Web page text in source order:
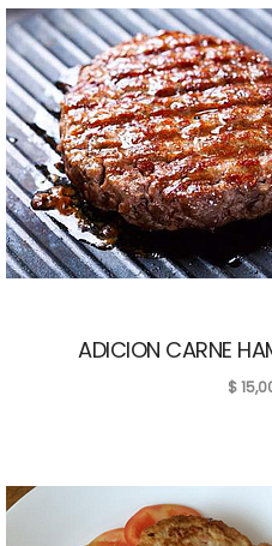
ADICION CARNE
$